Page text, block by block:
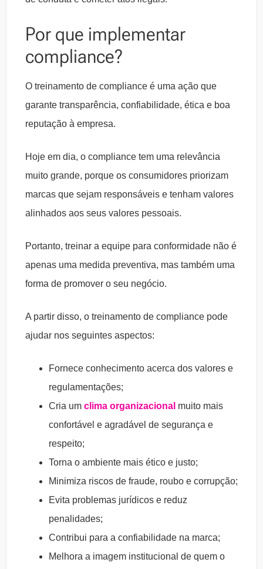
Por que implementar
compliance?
O treinamento de compliance é uma ação que
garante transparência, confiabilidade, ética e boa
reputação à empresa.
Hoje em dia, o compliance tem uma relevância
muito grande, porque os consumidores priorizam
marcas que sejam responsáveis e tenham valores
alinhados aos seus valores pessoais.
Portanto, treinar a equipe para conformidade não é
apenas uma medida preventiva, mas também uma
forma de promover o seu negócio.
A partir disso, o treinamento de compliance pode
ajudar nos seguintes aspectos:
Fornece conhecimento acerca dos valores e
regulamentações;
Cria um clima organizacional muito mais
confortável e agradável de segurança e
respeito;
Torna o ambiente mais ético e justo;
Minimiza riscos de fraude, roubo e corrupção;
Evita problemas jurídicos e reduz
penalidades;
Contribui para a confiabilidade na marca;
Melhora a imagem institucional de quem o